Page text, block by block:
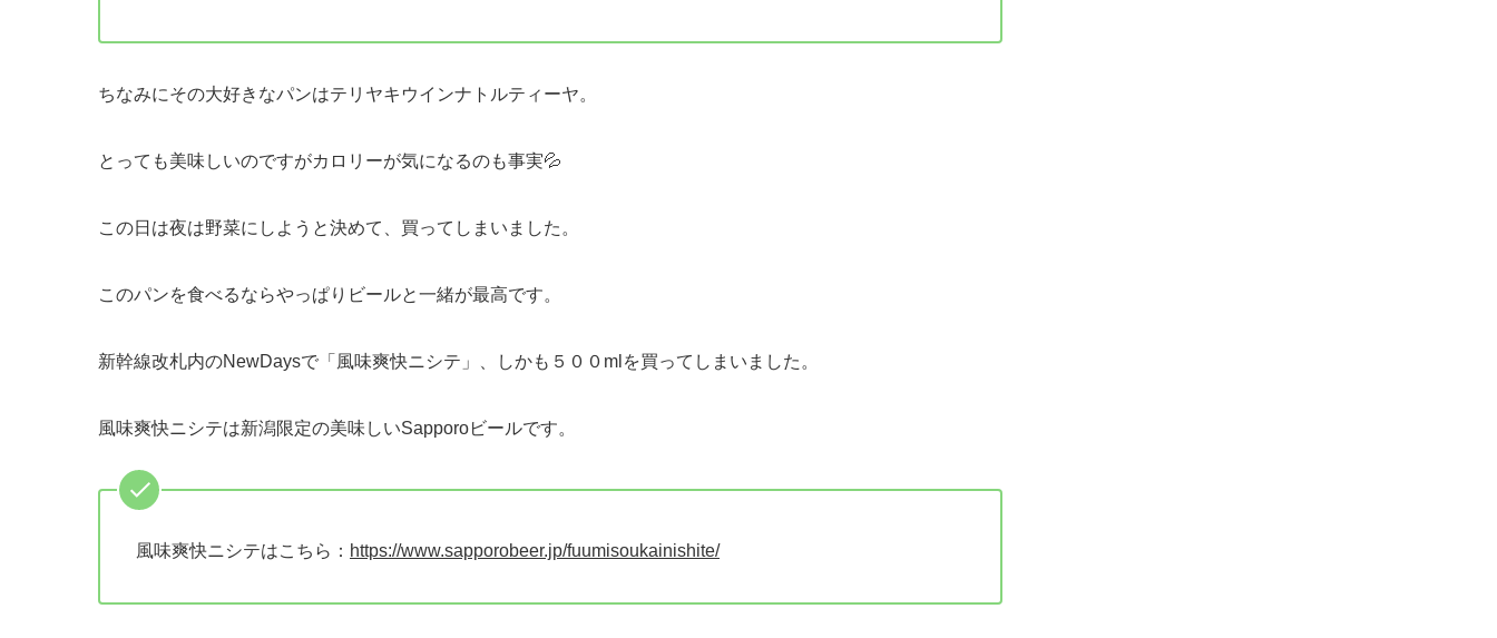
ちなみにその大好きなパンはテリヤキウインナトルティーヤ。
とっても美味しいのですがカロリーが気になるのも事実💦
この日は夜は野菜にしようと決めて、買ってしまいました。
このパンを食べるならやっぱりビールと一緒が最高です。
新幹線改札内のNewDaysで「風味爽快ニシテ」、しかも５００mlを買ってしまいました。
風味爽快ニシテは新潟限定の美味しいSapporoビールです。
風味爽快ニシテはこちら： https://www.sapporobeer.jp/fuumisoukainishite/